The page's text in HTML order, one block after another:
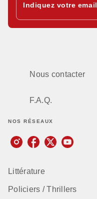
Indiquez votre email
Nous contacter
F.A.Q.
NOS RÉSEAUX
Littérature
Policiers / Thrillers